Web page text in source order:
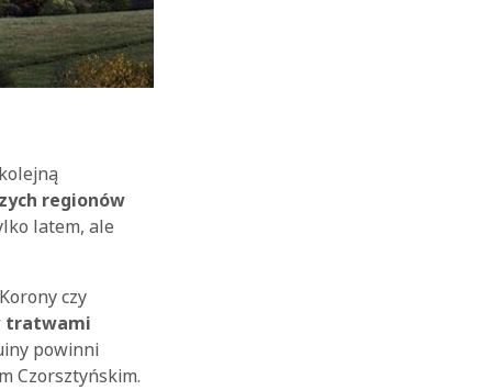
regionów
latem, ale
czy
tratwami
powinni
Czorsztyńskim.